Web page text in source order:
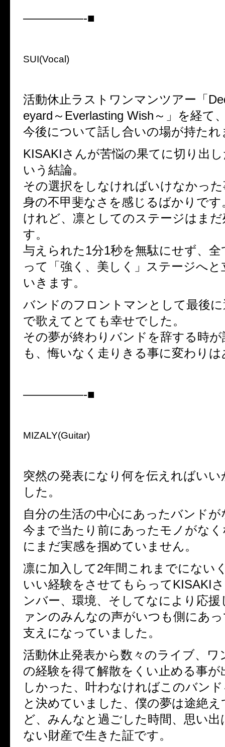
—————-■
SUI(Vocal)
活動休止ラストワンマンツアー「
eyard～Everlasting Wish～」を経て
今後について話し合いの場が持たれ
KISAKIさんが苦悩の果てに切り出
いう結論。
その選択をしなければいけなかっ
身の不甲斐なさを感じるばかりです
けれど、凛としてのステージはま
す。
与えられた1分1秒を無駄にせず、
って「強く、美しく」ステージへ
いきます。
バンドのフロントマンとして最後
で歌えてとても幸せでした。
その夢が終わりバンドを辞する時
も、悔いなく走りきる事に変わり
—————-■
MIZALY(Guitar)
突然の発表になり何を伝えればい
した。
自分の生活の中心にあったバンド
今まで当たり前にあったモノがな
にまだ実感を掴めていません。
凛に加入して2年間これまでにない
いい経験をさせてもらってKISAKI
ンバー、環境、そしてなにより応
ァンのみんなの声がいつも側にあ
支えになっていました。
活動休止発表から数々のライブ、ワ
の経験を得て解散をくい止める事が
しかった、叶わなければこのバン
と決めていました、僕の夢は途絶
ど、みんなと過ごした時間、思い
ない財産で生きた証です。